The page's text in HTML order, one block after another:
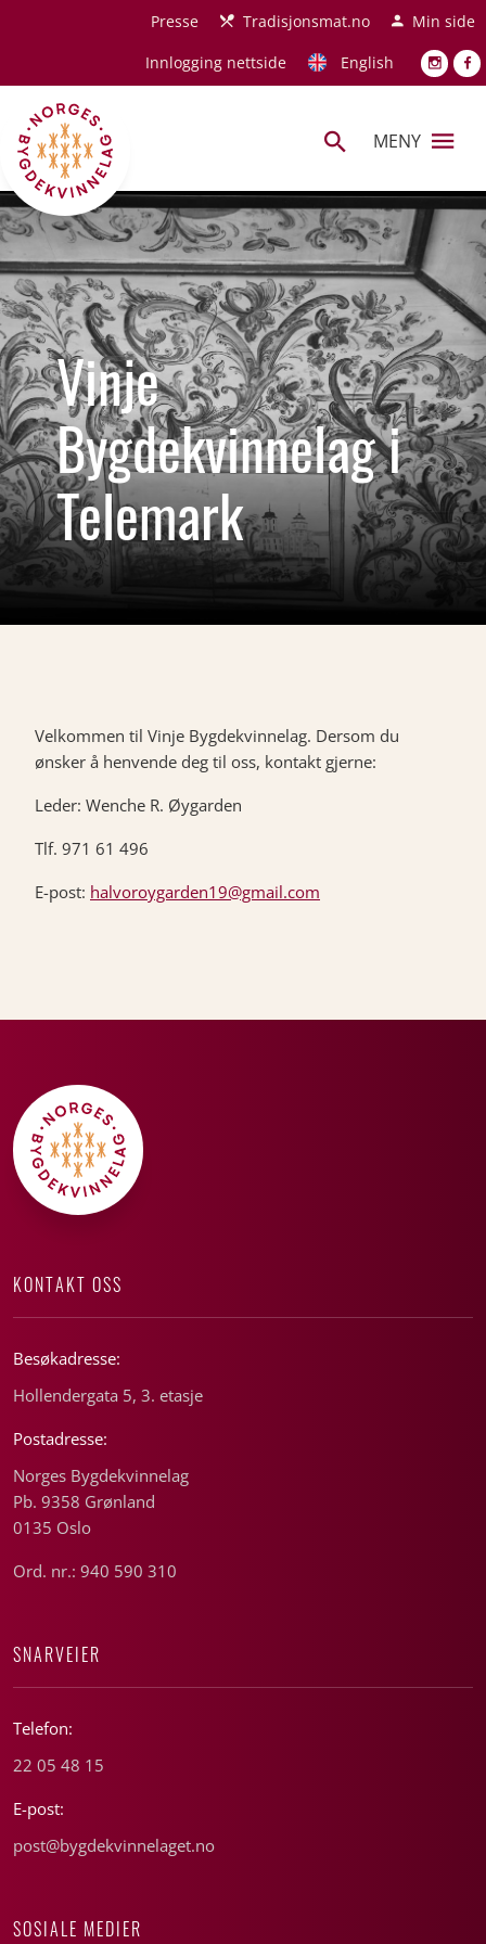
Hopp til hovedinnholdPresse Tradisjonsmat.no
Min side
Innlogging nettside
English
MENY
Vinje
Bygdekvinnelag i
Telemark
Velkommen til Vinje Bygdekvinnelag. Dersom du
ønsker å henvende deg til oss, kontakt gjerne:
Leder: Wenche R. Øygarden
Tlf. 971 61 496
E-post: halvoroygarden19@gmail.com
KONTAKT OSS
Besøkadresse:
Hollendergata 5, 3. etasje
Postadresse:
Norges Bygdekvinnelag
Pb. 9358 Grønland
0135 Oslo
Ord. nr.: 940 590 310
SNARVEIER
Telefon:
22 05 48 15
E-post:
post@bygdekvinnelaget.no
SOSIALE MEDIER